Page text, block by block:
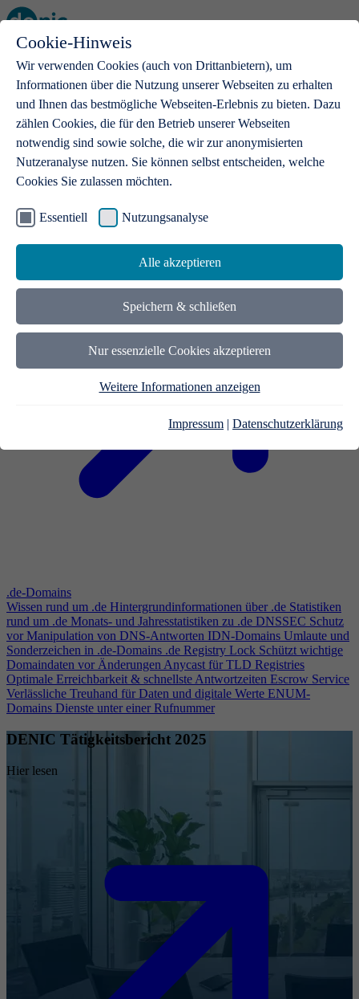
Cookie-Hinweis
Wir verwenden Cookies (auch von Drittanbietern), um
Informationen über die Nutzung unserer Webseiten zu erhalten
und Ihnen das bestmögliche Webseiten-Erlebnis zu bieten. Dazu
zählen Cookies, die für den Betrieb unserer Webseiten
notwendig sind sowie solche, die wir zur anonymisierten
Nutzeranalyse nutzen. Sie können selbst entscheiden, welche
Cookies Sie zulassen möchten.
Essentiell Nutzungsanalyse
Alle akzeptieren
Speichern & schließen
Nur essenzielle Cookies akzeptieren
Weitere Informationen anzeigen
Impressum | Datenschutzerklärung
Open main menu
.de-Domains
Mit einer .de-Domain erhalten Ideen eine Bühne
.de-Domains
Wissen rund um .de Hintergrundinformationen über .de Statistiken
rund um .de Monats- und Jahresstatistiken zu .de DNSSEC Schutz
vor Manipulation von DNS-Antworten IDN-Domains Umlaute und
Sonderzeichen in .de-Domains .de Registry Lock Schützt wichtige
Domaindaten vor ÄnderungenAnycast für TLD Registries
Optimale Erreichbarkeit & schnellste Antwortzeiten Escrow Service
Verlässliche Treuhand für Daten und digitale Werte ENUM-
Domains Dienste unter einer Rufnummer
DENIC Tätigkeitsbericht 2025
Hier lesen